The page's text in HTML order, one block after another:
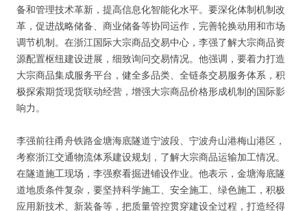
备和管理技术革新，提高信息化智能化水平。要深化体制机制改
革，促进战略储备、商业储备等协同运作，完善轮换动用和市场
调节机制。在浙江国际大宗商品交易中心，李强了解大宗商品资
源配置枢纽建设进展，细致询问交易情况。他强调，要着力打造
大宗商品集成服务平台，健全多品类、全链条交易服务体系，积
极探索期货现货联动经营，增强大宗商品价格形成机制的国际影
响力。
李强前往甬舟铁路金塘海底隧道宁波段、宁波舟山港梅山港区，
考察浙江交通物流体系建设规划，了解大宗商品运输加工情况。
在隧道施工现场，李强察看掘进铺设作业。他表示，金塘海底隧
道地质条件复杂，要坚持科学施工、安全施工、绿色施工，积极
应用新技术、新装备等，把质量管控贯穿建设全过程，打造经得